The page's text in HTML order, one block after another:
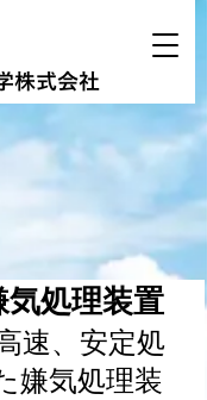
株式会社
処理装置
速、安定処
嫌気処理装